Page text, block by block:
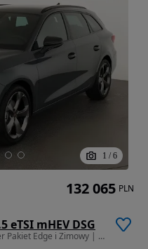
1 / 6
mHEV DSG
1498 cm3 • 150 KM • Leon Sportstourer Pakiet Edge i Zimowy | Nowy | Leasing | Najem
132 065 PLN